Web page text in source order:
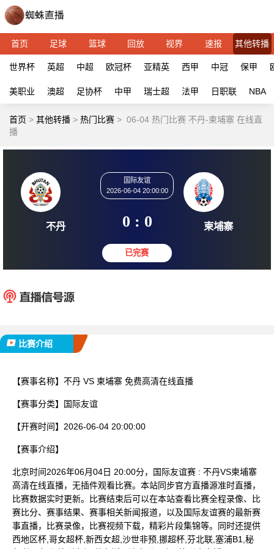
首页 足球 篮球 回放 视界 速报 其他转播
世界杯 英超 中超 欧冠杯 亚精英 西甲 中冠 保甲
美职业 澳超 足协杯 中甲 瑞士超 法甲 日职联 NBA
首页 > 其他转播 > 热门比赛 > 06-04 热门比赛 不丹-柬埔寨 在线直
播
国际友谊
2026-06-04 20:00:00
0 : 0
比赛介绍
【赛事名称】 不丹 VS 柬埔寨 免费高清在线直播
【赛事分类】 国际友谊
【开赛时间】 2026-06-04 20:00:00
【赛事介绍】
北京时间2026年06月04日 20:00分，国际友谊赛 : 不丹VS柬埔寨
高清在线直播，无插件观看比赛。本站同步官方直播源准时直播，
比赛数据实时更新。比赛结束后可以在本站查看比赛全程录像、比
赛比分、赛事结果、赛事相关新闻报道，以及国际友谊赛的最新赛
事直播，比赛录像，比赛视频下载，精彩片段集锦等。同时还提供
西地区杯,哥女超杯,新西女超,沙世非预,挪超杯,芬北联,塞浦B1,秘